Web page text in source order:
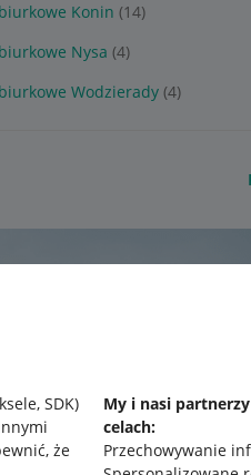
SDK)
że
My i nasi
celach:
Przechowywanie
Konin (14)
Nysa (4)
Wodzierady (4)